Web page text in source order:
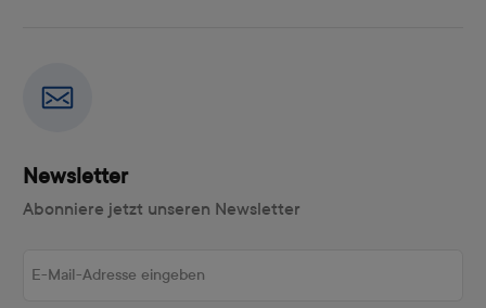
Newsletter
Abonniere jetzt unseren Newsletter